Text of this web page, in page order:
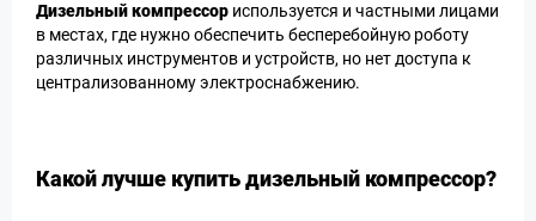
Дизельный компрессор используется и частными лицами
в местах, где нужно обеспечить бесперебойную роботу
различных инструментов и устройств, но нет доступа к
централизованному электроснабжению.
Какой лучше купить дизельный компрессор?